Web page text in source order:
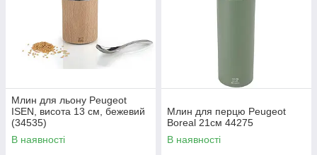
Млин для льону Peugeot
ISEN, висота 13 см, бежевий
(34535)
В наявності
Млин для перцю Peugeot
Boreal 21см 44275
В наявності